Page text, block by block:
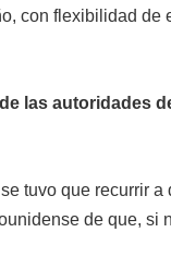
con flexibilidad de
las autoridades
tuvo que recurrir
de que, si